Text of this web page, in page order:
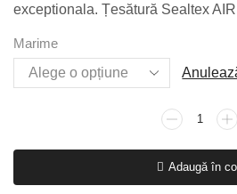
exceptionala. Țesătură Sealtex
Marime
Cantitate
Sealtex
Adaugă în